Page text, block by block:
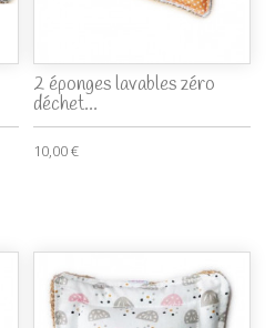
2 éponges lavables zéro
déchet...
10,00 €